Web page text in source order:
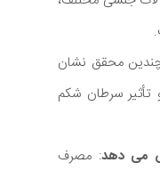
محقق نشان
سرطان شکم
می دهد: مصرف